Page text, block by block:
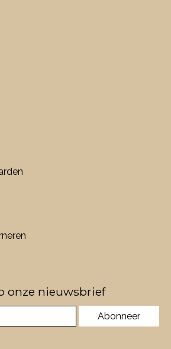
onze nieuwsbrief
Abonneer